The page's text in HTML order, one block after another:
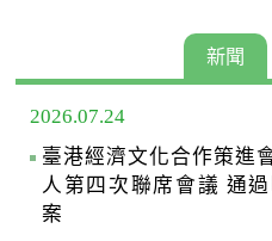
新聞
2026.07.24
臺港經濟文化合作策進
人第四次聯席會議 通
案